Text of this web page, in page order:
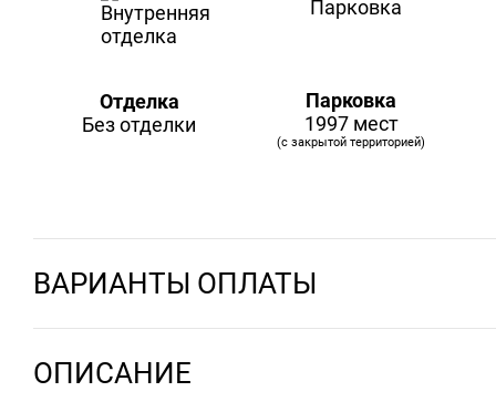
Отделка
Без отделки
Парковка
1997 мест
(с закрытой территорией)
ВАРИАНТЫ ОПЛАТЫ
ОПИСАНИЕ